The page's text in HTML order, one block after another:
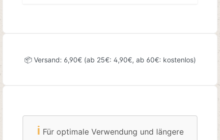
📦 Versand: 6,90€ (ab 25€: 4,90€, ab 60€: kostenlos)
ℹ️ Für optimale Verwendung und längere